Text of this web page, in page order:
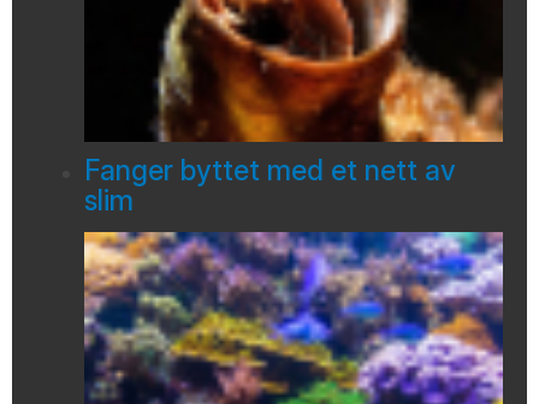
Fanger byttet med et nett av
slim